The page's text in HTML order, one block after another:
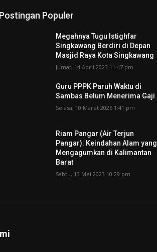
Postingan Populer
Megahnya Tugu Istighfar
Singkawang Berdiri di Depan
Masjid Raya Kota Singkawang
Jumat, 14 April 2023 11:47 pm
Guru PPPK Paruh Waktu di
Sambas Belum Menerima Gaji
Selasa, 10 Maret 2026 1:41 pm
Riam Pangar (Air Terjun
Pangar): Keindahan Alam yang
Mengagumkan di Kalimantan
Barat
Sabtu, 13 Mei 2023 10:29 pm